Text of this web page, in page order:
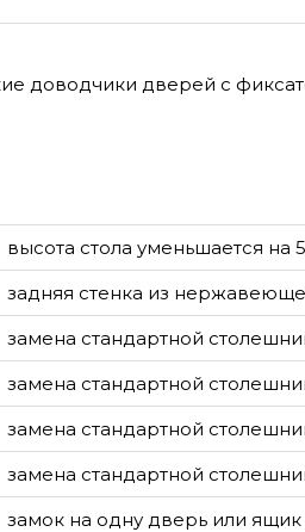
доводчики дверей с
высота стола уменьшается на
задняя стенка из
замена стандартной
замена стандартной
замена стандартной
замена стандартной
замок на одну дверь или ящик